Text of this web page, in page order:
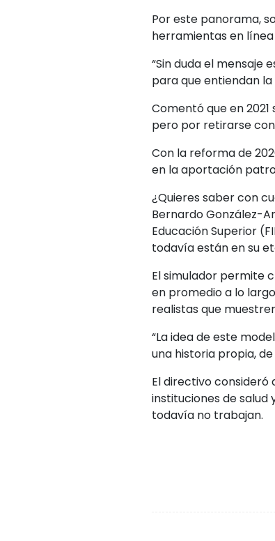
Por este panorama,
herramientas en
“Sin duda el mensaje
para que entiendan
Comentó que en
pero por retirarse
Con la reforma de
en la aportación
¿Quieres saber con
Bernardo González-
Educación Superior
todavía están en su
El simulador permite
en promedio a lo
realistas que
“La idea de este
una historia propia,
El directivo
instituciones de salud
todavía no trabajan.